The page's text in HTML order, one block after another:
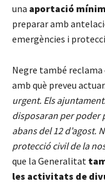
una aportació
preparar amb
emergències i
Negre també reclama
amb què preveu
urgent. Els
disposaran per poder
abans del 12 d’agost.
protecció civil de la
que la Generalitat
les activitats de